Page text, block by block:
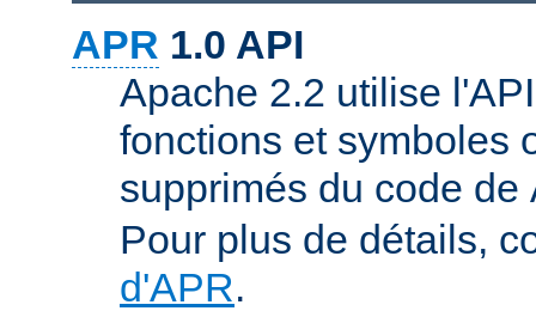
APR 1.0 API
Apache 2.2 utilise
fonctions et symboles
supprimés du code de
Pour plus de détails,
d'APR.